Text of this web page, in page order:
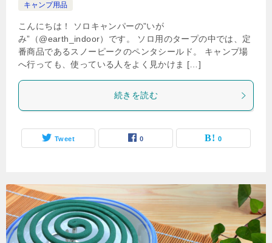
キャンプ用品
こんにちは！ ソロキャンパーの”いが
み”（@earth_indoor）です。 ソロ用のタープの中では、定
番商品であるスノーピークのペンタシールド。 キャンプ場
へ行っても、使っている人をよく見かけま […]
続きを読む
Tweet 0 0